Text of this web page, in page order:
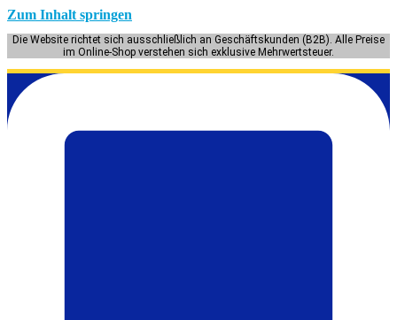
Zum Inhalt springen
Die Website richtet sich ausschließlich an Geschäftskunden (B2B). Alle Preise
im Online-Shop verstehen sich exklusive Mehrwertsteuer.